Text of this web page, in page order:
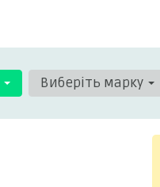
Виберіть марку